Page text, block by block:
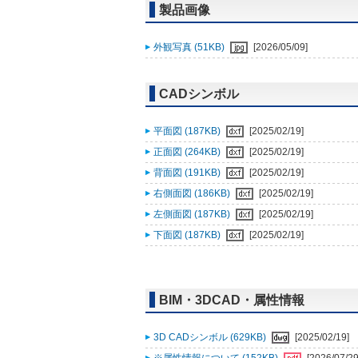
製品画像
外観写真 (51KB) [2026/05/09]
CADシンボル
平面図 (187KB)
[2025/02/19]
正面図 (264KB)
[2025/02/19]
背面図 (191KB)
[2025/02/19]
右側面図 (186KB)
[2025/02/19]
左側面図 (187KB)
[2025/02/19]
下面図 (187KB)
[2025/02/19]
BIM・3DCAD・属性情報
3D CADシンボル (629KB)
[2025/02/19]